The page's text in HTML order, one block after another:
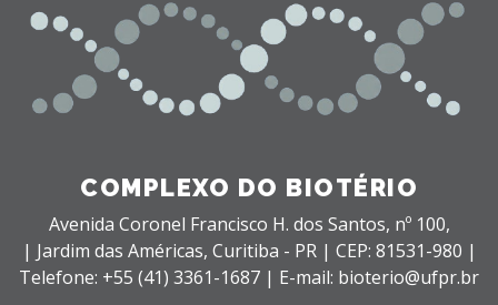
COMPLEXO DO BIOTÉRIO
Avenida Coronel Francisco H. dos Santos, nº 100,
| Jardim das Américas, Curitiba - PR | CEP: 81531-980 |
Telefone: +55 (41) 3361-1687 | E-mail: bioterio@ufpr.br